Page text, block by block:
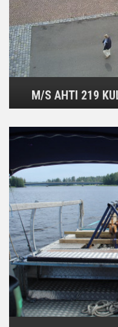
M/S AHTI 219